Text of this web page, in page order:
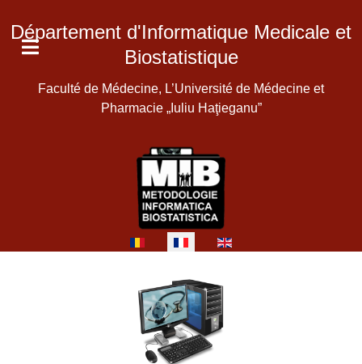
Département d'Informatique Medicale et
Biostatistique
Faculté de Médecine, L’Université de Médecine et
Pharmacie „Iuliu Haţieganu”
Sélectionnez votre langue